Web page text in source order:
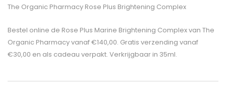
The Organic Pharmacy Rose Plus Brightening Complex
Bestel online de Rose Plus Marine Brightening Complex van The
Organic Pharmacy vanaf €140,00. Gratis verzending vanaf
€30,00 en als cadeau verpakt. Verkrijgbaar in 35ml.